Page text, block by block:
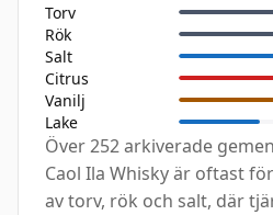
Torv
Rök
Salt
Citrus
Vanilj
Lake
Över 252 arkiverade
Caol Ila Whisky är oftast
av torv, rök och salt, där